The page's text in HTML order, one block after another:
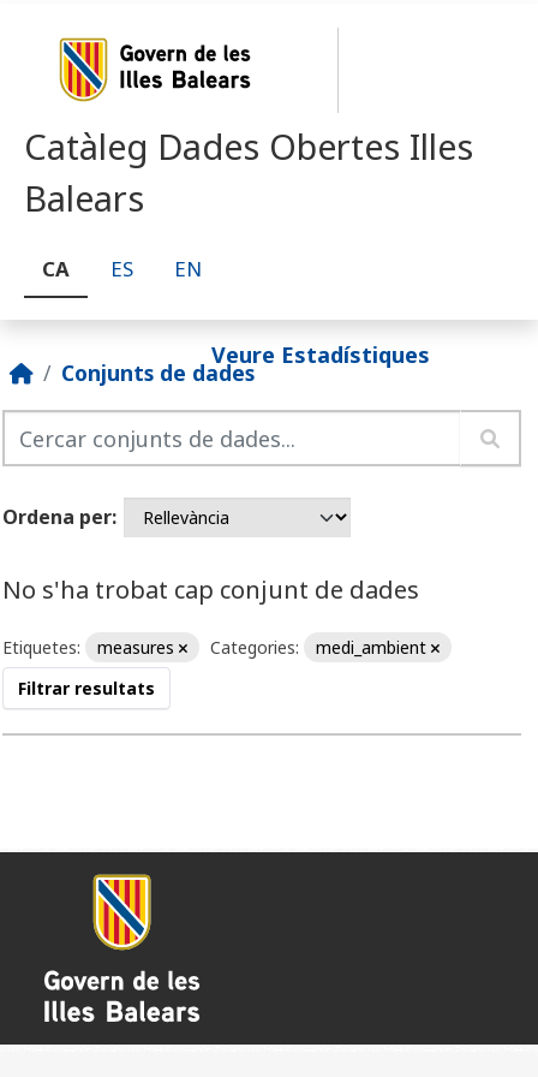
Catàleg Dades Obertes Illes
Balears
CA ES EN
Veure Estadístiques
Conjunts de dades
Ordena per
No s'ha trobat cap conjunt de dades
Etiquetes: measures Categories:
medi_ambient
Filtrar resultats